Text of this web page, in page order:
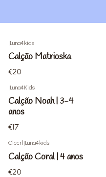
|Luna4kids
Calção Matrioska
€20
|Luna4Kids
Calção Noah | 3-4
anos
€17
Clccrl |Luna4kids
Calção Coral | 4 anos
€20